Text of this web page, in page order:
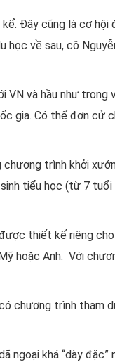
Đây cũng là cơ hội
về sau, cô
và hầu như
gia. Có thể đơn cử
trình khởi
tiểu học (từ 7
thiết kế riêng
hoặc Anh. Với
chương trình tham
ngoại khá “dày